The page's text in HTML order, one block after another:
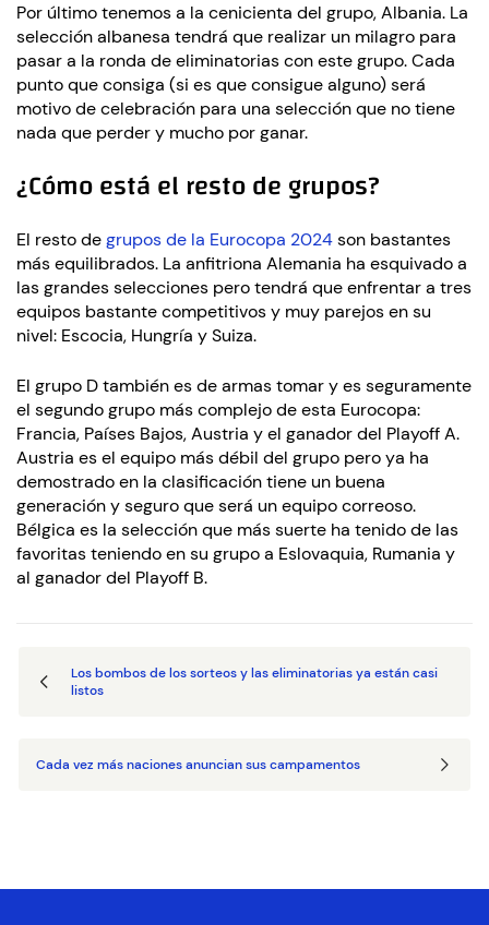
Por último tenemos a la cenicienta del grupo, Albania. La
selección albanesa tendrá que realizar un milagro para
pasar a la ronda de eliminatorias con este grupo. Cada
punto que consiga (si es que consigue alguno) será
motivo de celebración para una selección que no tiene
nada que perder y mucho por ganar.
¿Cómo está el resto de grupos?
El resto degrupos de la Eurocopa 2024son bastantes
más equilibrados. La anfitriona Alemania ha esquivado a
las grandes selecciones pero tendrá que enfrentar a tres
equipos bastante competitivos y muy parejos en su
nivel: Escocia, Hungría y Suiza.
El grupo D también es de armas tomar y es seguramente
el segundo grupo más complejo de esta Eurocopa:
Francia, Países Bajos, Austria y el ganador del Playoff A.
Austria es el equipo más débil del grupo pero ya ha
demostrado en la clasificación tiene un buena
generación y seguro que será un equipo correoso.
Bélgica es la selección que más suerte ha tenido de las
favoritas teniendo en su grupo a Eslovaquia, Rumania y
al ganador del Playoff B.
Los bombos de los sorteos y las eliminatorias ya están casi
listos
Cada vez más naciones anuncian sus campamentos